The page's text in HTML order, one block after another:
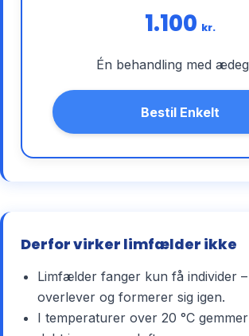
1.100 kr.
Én behandling med
Bestil Enkelt
Derfor virker limfælder ikke
Limfælder fanger kun få individer
overlever og formerer sig igen.
I temperaturer over 20 °C